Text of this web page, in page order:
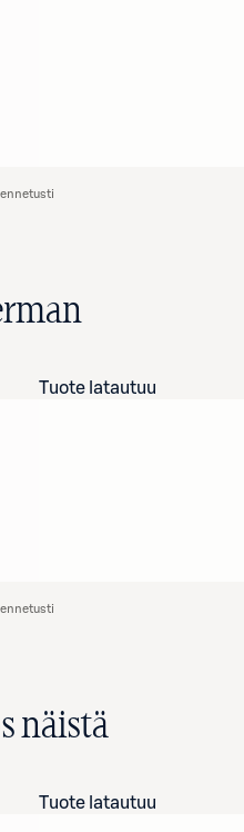
Tuote latautuu
näistä
Tuote latautuu